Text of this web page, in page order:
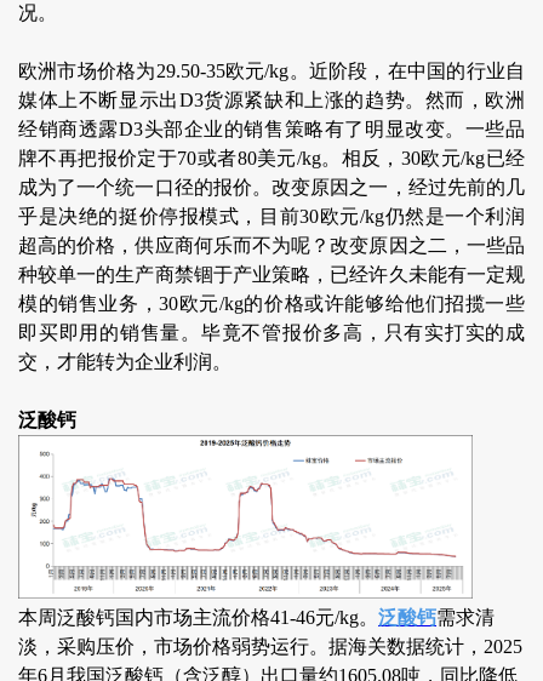
况。
欧洲市场价格为29.50-35欧元/kg。近阶段，在中国的行业自
媒体上不断显示出D3货源紧缺和上涨的趋势。然而，欧洲
经销商透露D3头部企业的销售策略有了明显改变。一些品
牌不再把报价定于70或者80美元/kg。相反，30欧元/kg已经
成为了一个统一口径的报价。改变原因之一，经过先前的几
乎是决绝的挺价停报模式，目前30欧元/kg仍然是一个利润
超高的价格，供应商何乐而不为呢？改变原因之二，一些品
种较单一的生产商禁锢于产业策略，已经许久未能有一定规
模的销售业务，30欧元/kg的价格或许能够给他们招揽一些
即买即用的销售量。毕竟不管报价多高，只有实打实的成
交，才能转为企业利润。
泛酸钙
本周泛酸钙国内市场主流价格41-46元/kg。 泛酸钙需求清
淡，采购压价，市场价格弱势运行。据海关数据统计，2025
年6月我国泛酸钙（含泛醇）出口量约1605.08吨，同比降低